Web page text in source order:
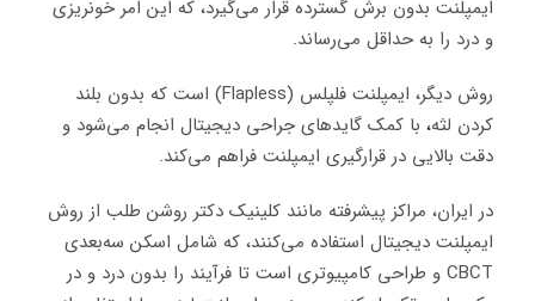
ایمپلنت بدون برش گسترده قرار می‌گیرد، که این امر خونریزی
و درد را به حداقل می‌رساند.
روش دیگر، ایمپلنت فلپلس (Flapless) است که بدون بلند
کردن لثه، با کمک گایدهای جراحی دیجیتال انجام می‌شود و
دقت بالایی در قرارگیری ایمپلنت فراهم می‌کند.
در ایران، مراکز پیشرفته مانند کلینیک دکتر روشن طلب از روش
ایمپلنت دیجیتال استفاده می‌کنند، که شامل اسکن سه‌بعدی
CBCT و طراحی کامپیوتری است تا فرآیند را بدون درد و در